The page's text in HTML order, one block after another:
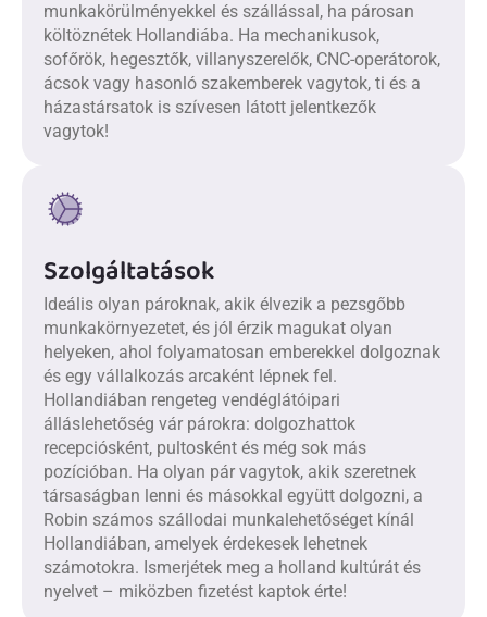
munkakörülményekkel és szállással, ha párosan
költöznétek Hollandiába. Ha mechanikusok,
sofőrök, hegesztők, villanyszerelők, CNC-operátorok,
ácsok vagy hasonló szakemberek vagytok, ti és a
házastársatok is szívesen látott jelentkezők
vagytok!
Szolgáltatások
Ideális olyan pároknak, akik élvezik a pezsgőbb
munkakörnyezetet, és jól érzik magukat olyan
helyeken, ahol folyamatosan emberekkel dolgoznak
és egy vállalkozás arcaként lépnek fel.
Hollandiában rengeteg vendéglátóipari
álláslehetőség vár párokra: dolgozhattok
recepciósként, pultosként és még sok más
pozícióban. Ha olyan pár vagytok, akik szeretnek
társaságban lenni és másokkal együtt dolgozni, a
Robin számos szállodai munkalehetőséget kínál
Hollandiában, amelyek érdekesek lehetnek
számotokra. Ismerjétek meg a holland kultúrát és
nyelvet – miközben fizetést kaptok érte!